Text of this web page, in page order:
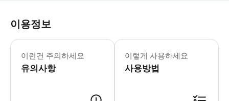
이용정보
이런건 주의하세요
유의사항
이렇게 사용하세요
사용방법